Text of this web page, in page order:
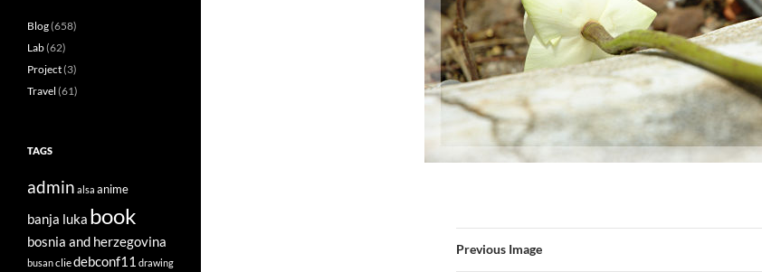
Previous Image
Blog(658)
Lab(62)
Project(3)
Travel (61)
TAGS
admin alsa anime
banja luka book
bosnia and herzegovina
busancliedebconf11 drawing